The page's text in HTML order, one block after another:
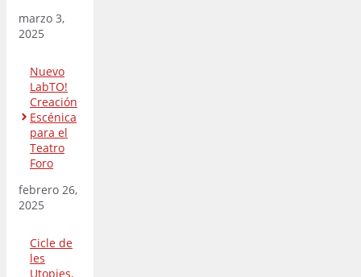
marzo 3,
2025
Nuevo
LabTO!
Creación
Escénica
para el
Teatro
Foro
febrero 26,
2025
Cicle de
les
Utopies,